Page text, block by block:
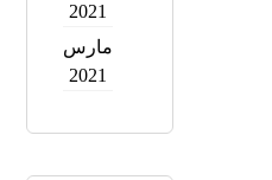
2021
مارس
2021